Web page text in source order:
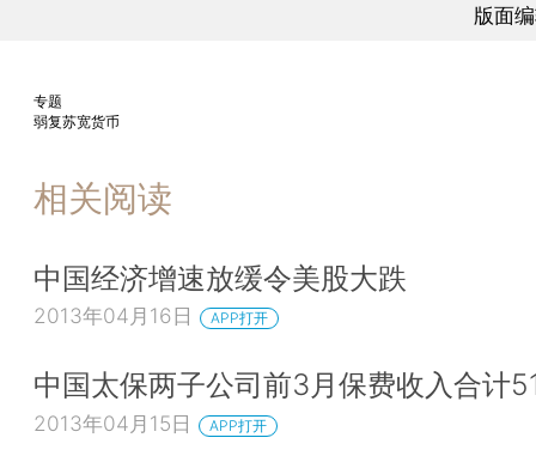
版面
专题
弱复苏宽货币
相关阅读
中国经济增速放缓令美股大跌
2013年04月16日 APP打开
中国太保两子公司前3月保费收入合计
2013年04月15日 APP打开